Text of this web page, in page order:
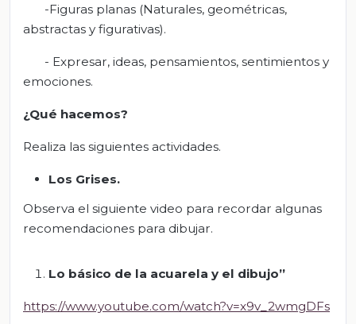
-Figuras planas (Naturales, geométricas,
abstractas y figurativas).
- Expresar, ideas, pensamientos, sentimientos y
emociones.
¿Qué hacemos?
Realiza las siguientes actividades.
Los Grises.
Observa el siguiente video para recordar algunas
recomendaciones para dibujar.
Lo básico de la acuarela y el dibujo”
https://www.youtube.com/watch?v=x9v_2wmgDFs